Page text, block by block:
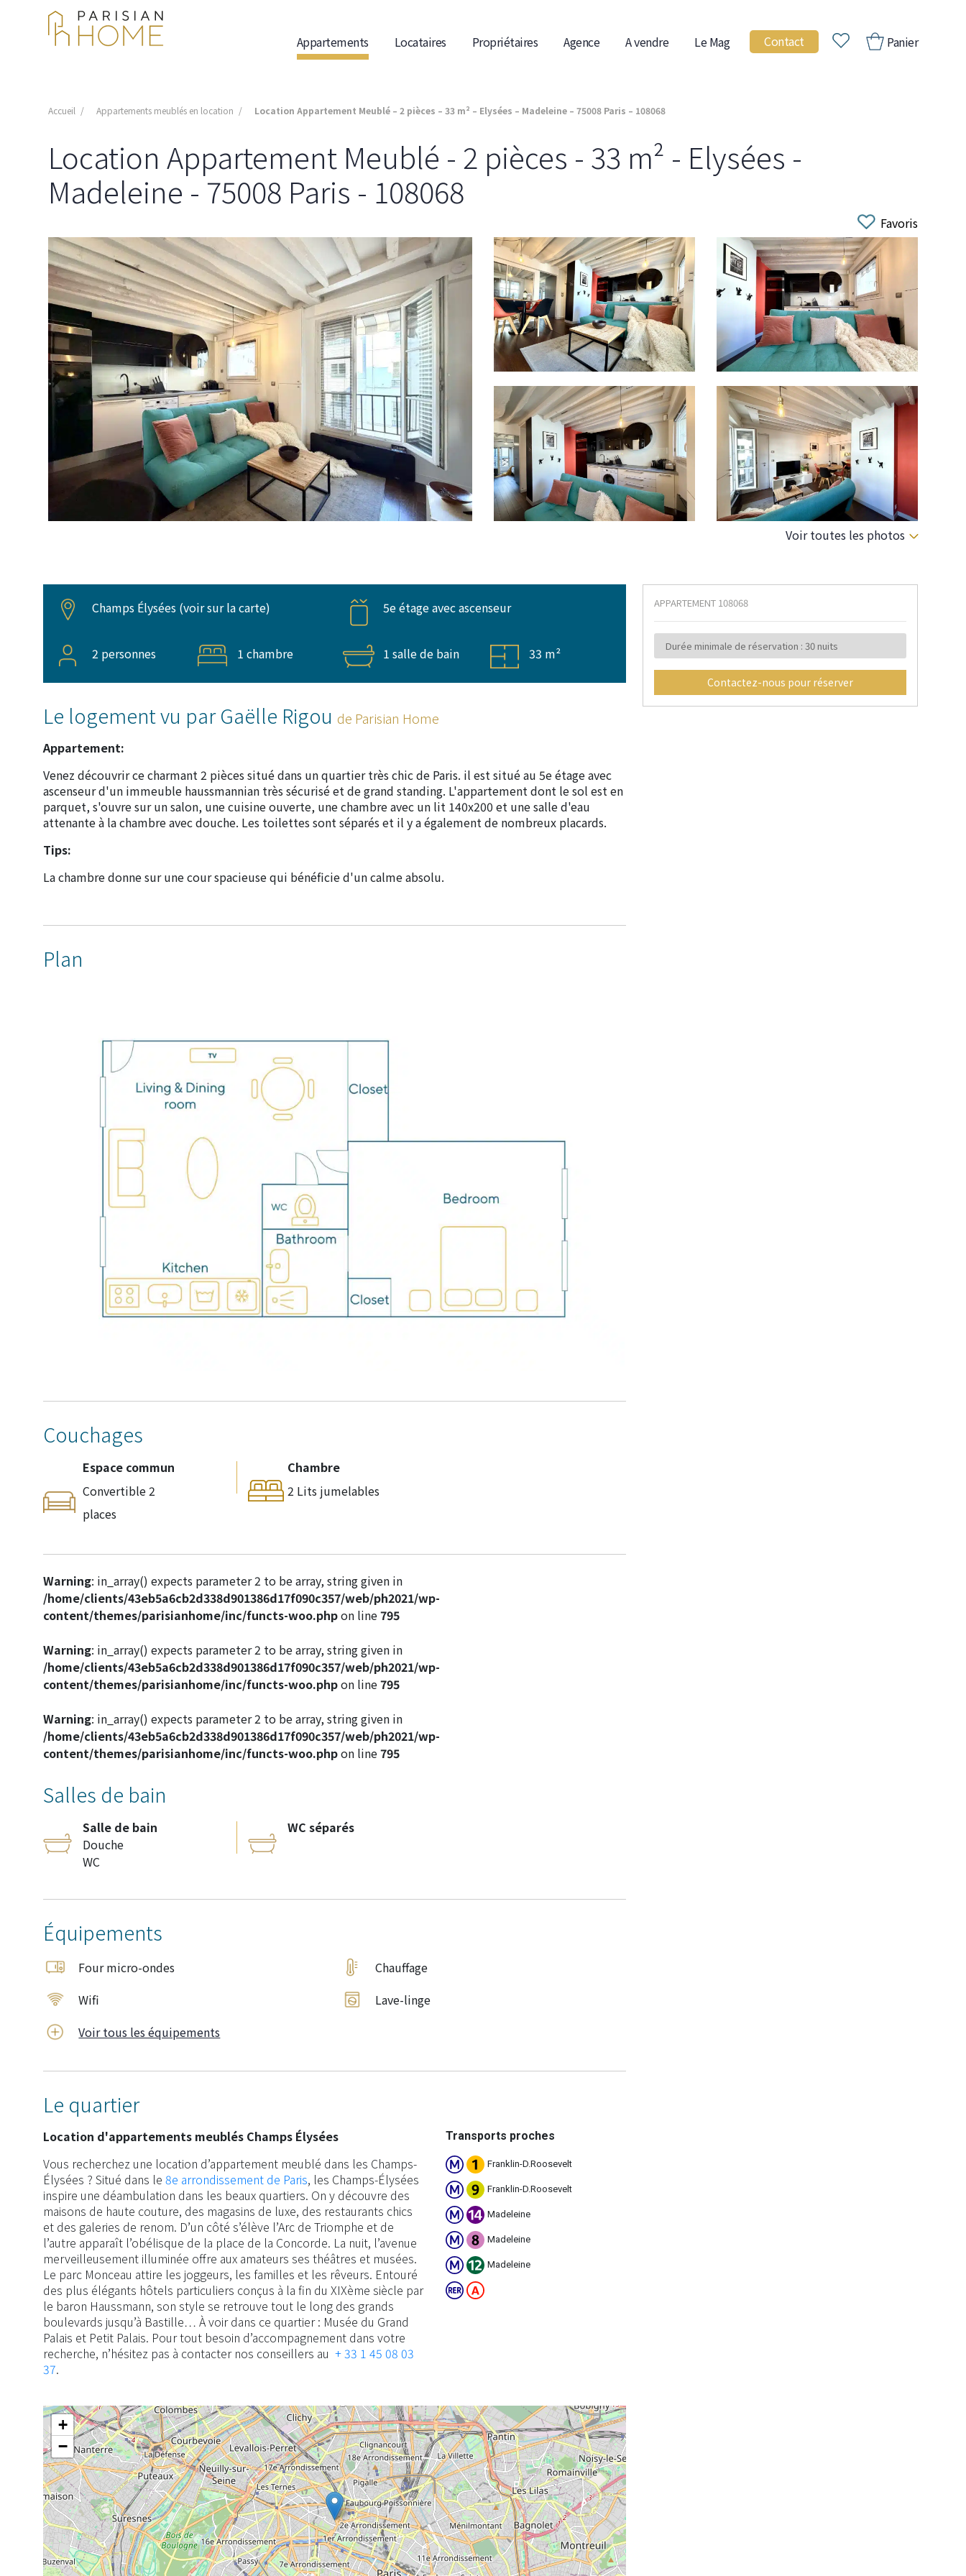
Appartements Locataires Propriétaires Agence A vendre Le Mag Contact Panier
Accueil Appartements meublés en location Location Appartement Meublé – 2 pièces – 33 m² – Elysées – Madeleine – 75008 Paris – 108068
Location Appartement Meublé - 2 pièces - 33 m² - Elysées -
Madeleine - 75008 Paris - 108068
Favoris
Voir toutes les photos
Champs Élysées (voir sur la carte) 5e étage avec ascenseur
2 personnes 1 chambre 1 salle de bain 33 m²
Le logement vu par Gaëlle Rigou de Parisian Home
Appartement:
Venez découvrir ce charmant 2 pièces situé dans un quartier très chic de Paris. il est situé au 5e étage avec
ascenseur d'un immeuble haussmannian très sécurisé et de grand standing. L'appartement dont le sol est en
parquet, s'ouvre sur un salon, une cuisine ouverte, une chambre avec un lit 140x200 et une salle d'eau
attenante à la chambre avec douche. Les toilettes sont séparés et il y a également de nombreux placards.
Tips:
La chambre donne sur une cour spacieuse qui bénéficie d'un calme absolu.
Plan
Couchages
Espace commun
Convertible 2
places
Chambre
2 Lits jumelables
Warning: in_array() expects parameter 2 to be array, string given in
/home/clients/43eb5a6cb2d338d901386d17f090c357/web/ph2021/wp-
content/themes/parisianhome/inc/functs-woo.phpon line795
Warning: in_array() expects parameter 2 to be array, string given in
/home/clients/43eb5a6cb2d338d901386d17f090c357/web/ph2021/wp-
content/themes/parisianhome/inc/functs-woo.phpon line795
Warning: in_array() expects parameter 2 to be array, string given in
/home/clients/43eb5a6cb2d338d901386d17f090c357/web/ph2021/wp-
content/themes/parisianhome/inc/functs-woo.phpon line795
Salles de bain
Salle de bain
Douche
WC
WC séparés
Équipements
Four micro-ondes
Chauffage
Wifi
Lave-linge
Voir tous les équipements
Le quartier
Location d'appartements meublés Champs Élysées
Vous recherchez une location d’appartement meublé dans les Champs-
Élysées ? Situé dans le 8e arrondissement de Paris, les Champs-Élysées
inspire une déambulation dans les beaux quartiers. On y découvre des
maisons de haute couture, des magasins de luxe, des restaurants chics
et des galeries de renom. D’un côté s’élève l’Arc de Triomphe et de
l’autre apparaît l’obélisque de la place de la Concorde. La nuit, l’avenue
merveilleusement illuminée offre aux amateurs ses théâtres et musées.
Le parc Monceau attire les joggeurs, les familles et les rêveurs. Entouré
des plus élégants hôtels particuliers conçus à la fin du XIXème siècle par
le baron Haussmann, son style se retrouve tout le long des grands
boulevards jusqu’à Bastille… À voir dans ce quartier : Musée du Grand
Palais et Petit Palais. Pour tout besoin d’accompagnement dans votre
recherche, n’hésitez pas à contacter nos conseillers au + 33 1 45 08 03
37.
Transports proches
Franklin-D.Roosevelt
Franklin-D.Roosevelt
Madeleine
Madeleine
Madeleine
+
−
APPARTEMENT 108068
Durée minimale de réservation : 30 nuits
Contactez-nous pour réserver